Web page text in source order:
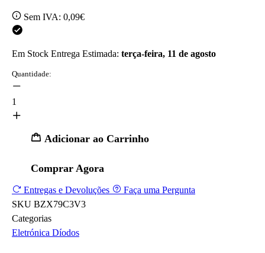
Sem IVA: 0,09€
Em Stock Entrega Estimada: terça-feira, 11 de agosto
Quantidade:
1
Adicionar ao Carrinho
Comprar Agora
Entregas e Devoluções
Faça uma Pergunta
SKU BZX79C3V3
Categorias
Eletrónica Díodos